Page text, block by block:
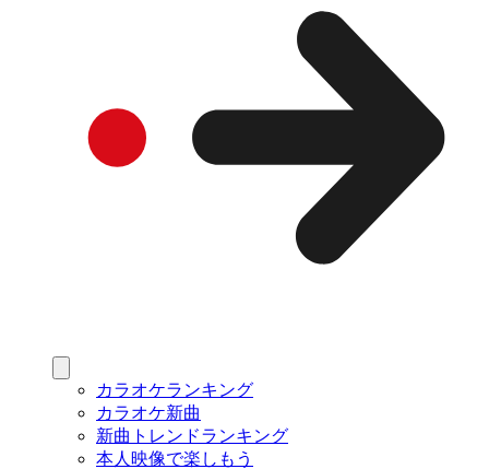
カラオケランキング
カラオケ新曲
新曲トレンドランキング
本人映像で楽しもう